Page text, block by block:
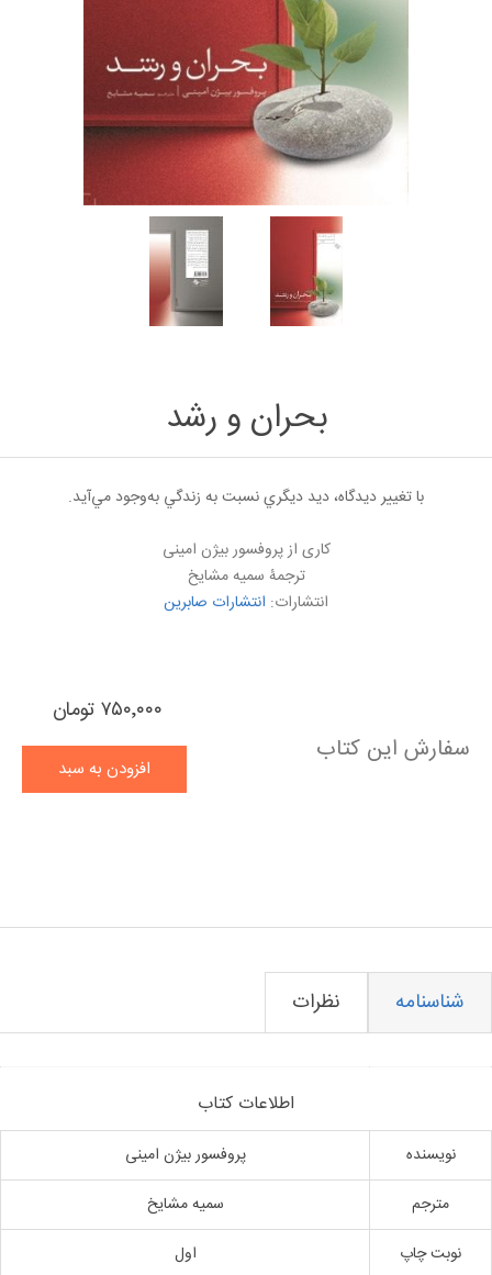
بحران و رشد
با تغيير ديدگاه، ديد ديگري نسبت به زندگي به‌وجود مي‌آيد.
کاری از پروفسور بیژن امینی
ترجمۀ سمیه مشایخ
انتشارات: انتشارات صابرین
سفارش این کتاب
۷۵۰٬۰۰۰ تومان
افزودن به سبد
شناسنامه نظرات
نام ویژگی
اطلاعات کتاب
نویسنده
پروفسور بیژن امینی
مترجم
سمیه مشایخ
نوبت چاپ
اول